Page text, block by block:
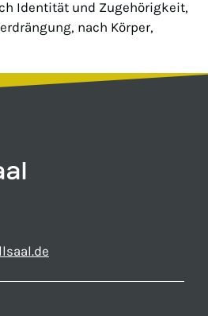
Identität und Zugehörigkeit,
nach Körper,